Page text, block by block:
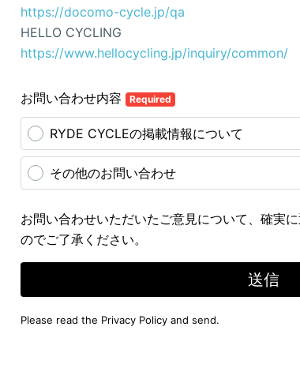
https://docomo-cycle.jp/qa
HELLO CYCLING
https://www.hellocycling.jp/inquiry/common/
お問い合わせ内容 Required
RYDE CYCLEの掲載情報について
その他のお問い合わせ
お問い合わせいただいたご意見について、確実
のでご了承ください。
送信
Please read the Privacy Policy and send.